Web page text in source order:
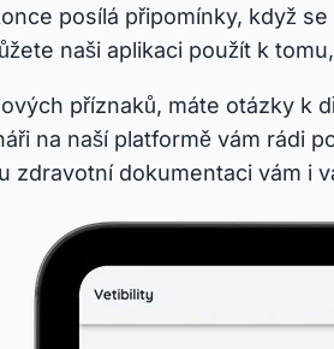
posílá připomínky, když
naši aplikaci použít k
příznaků, máte otázky k
na naší platformě vám rádi
zdravotní dokumentaci vám i